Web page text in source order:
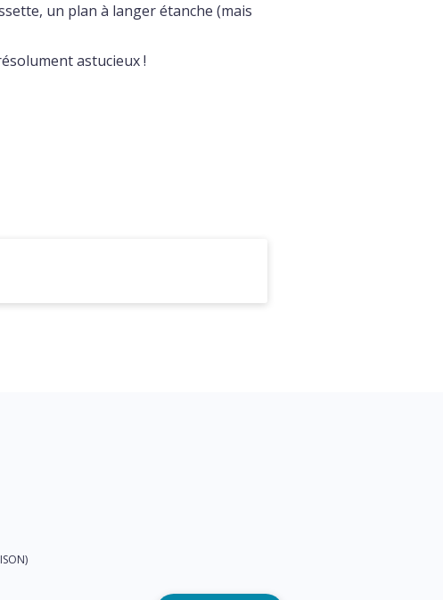
un plan à langer étanche (mais
astucieux !